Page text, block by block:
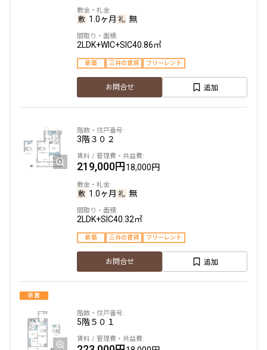
1.0ヶ月 無
2LDK+WIC+SIC40.86㎡
新築 三井の賃貸 フリーレント
お問合せ 追加
3階３０２
219,000円18,000円
1.0ヶ月 無
2LDK+SIC40.32㎡
新築 三井の賃貸 フリーレント
お問合せ 追加
新着
5階５０１